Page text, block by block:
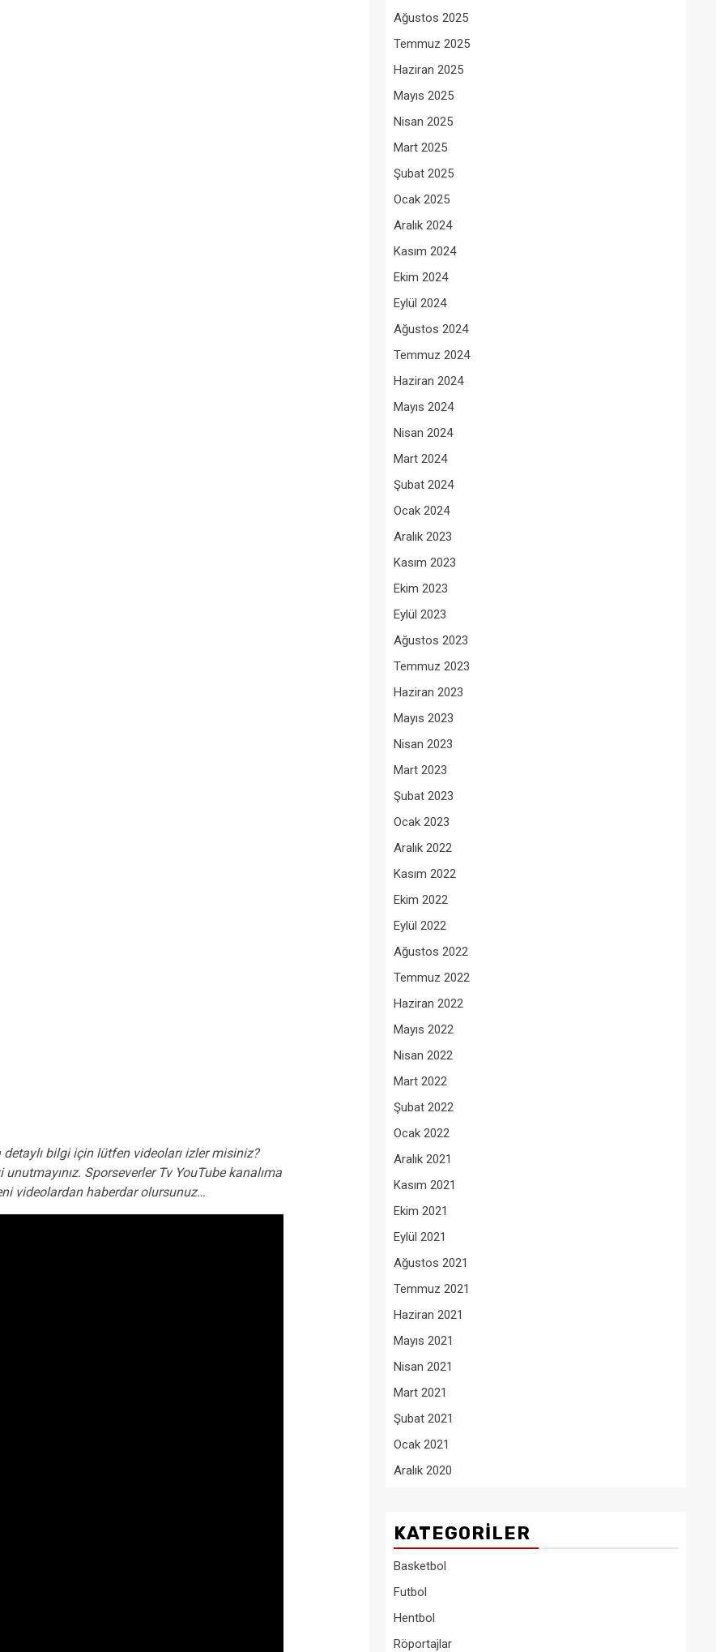
detaylı bilgi için lütfen videoları izler misiniz?
Sporseverler Tv YouTube kanalıma
videolardan haberdar olursunuz…
Ağustos 2025
Temmuz 2025
Haziran 2025
Mayıs 2025
Nisan 2025
Mart 2025
Şubat 2025
Ocak 2025
Aralık 2024
Kasım 2024
Ekim 2024
Eylül 2024
Ağustos 2024
Temmuz 2024
Haziran 2024
Mayıs 2024
Nisan 2024
Mart 2024
Şubat 2024
Ocak 2024
Aralık 2023
Kasım 2023
Ekim 2023
Eylül 2023
Ağustos 2023
Temmuz 2023
Haziran 2023
Mayıs 2023
Nisan 2023
Mart 2023
Şubat 2023
Ocak 2023
Aralık 2022
Kasım 2022
Ekim 2022
Eylül 2022
Ağustos 2022
Temmuz 2022
Haziran 2022
Mayıs 2022
Nisan 2022
Mart 2022
Şubat 2022
Ocak 2022
Aralık 2021
Kasım 2021
Ekim 2021
Eylül 2021
Ağustos 2021
Temmuz 2021
Haziran 2021
Mayıs 2021
Nisan 2021
Mart 2021
Şubat 2021
Ocak 2021
Aralık 2020
KATEGORILER
Basketbol
Futbol
Hentbol
Röportajlar